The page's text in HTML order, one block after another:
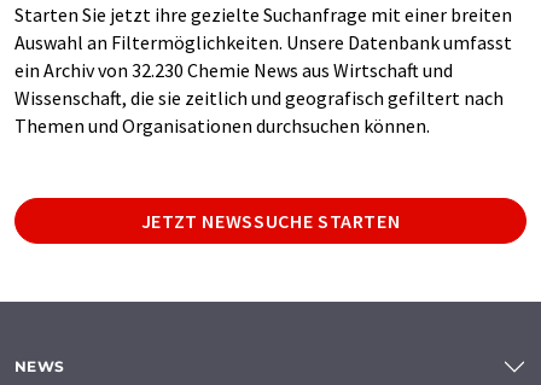
Starten Sie jetzt ihre gezielte Suchanfrage mit einer breiten
Auswahl an Filtermöglichkeiten. Unsere Datenbank umfasst
ein Archiv von 32.230 Chemie News aus Wirtschaft und
Wissenschaft, die sie zeitlich und geografisch gefiltert nach
Themen und Organisationen durchsuchen können.
JETZT NEWSSUCHE STARTEN
NEWS